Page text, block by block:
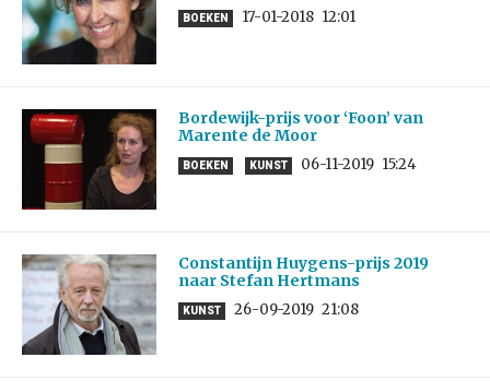
BOEKEN 17-01-2018 12:01
Bordewijk-prijs voor ‘Foon’ van
Marente de Moor
BOEKEN KUNST 06-11-2019 15:24
Constantijn Huygens-prijs 2019
naar Stefan Hertmans
KUNST 26-09-2019 21:08